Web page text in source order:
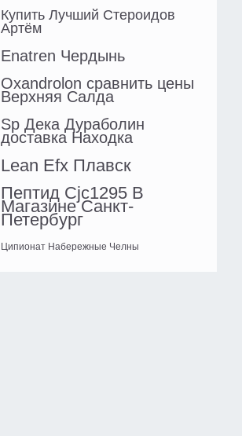
Купить Лучший Стероидов
Артём
Enatren Чердынь
Oxandrolon сравнить цены
Верхняя Салда
Sp Дека Дураболин
доставка Находка
Lean Efx Плавск
Пептид Cjc1295 В
Магазине Санкт-
Петербург
Ципионат Набережные Челны